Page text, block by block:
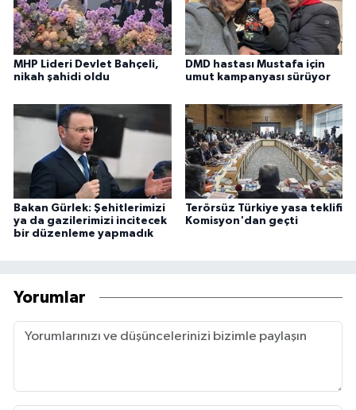
MHP Lideri Devlet Bahçeli,
nikah şahidi oldu
DMD hastası Mustafa için
umut kampanyası sürüyor
Bakan Gürlek: Şehitlerimizi
ya da gazilerimizi incitecek
bir düzenleme yapmadık
Terörsüz Türkiye yasa teklifi
Komisyon'dan geçti
Yorumlar